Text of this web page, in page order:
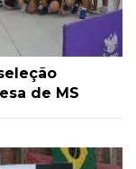
de MS